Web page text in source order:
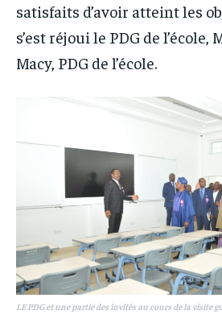
satisfaits d’avoir atteint les
s’est réjoui le PDG de l’école,
Macy, PDG de l’école.
LE PDG et une partie des invités au cours de la visite